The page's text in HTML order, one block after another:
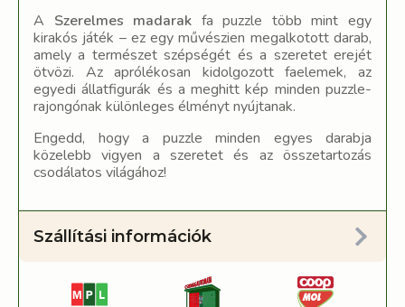
A Szerelmes madarak fa puzzle több mint egy
kirakós játék – ez egy művészien megalkotott darab,
amely a természet szépségét és a szeretet erejét
ötvözi. Az aprólékosan kidolgozott faelemek, az
egyedi állatfigurák és a meghitt kép minden puzzle-
rajongónak különleges élményt nyújtanak.
Engedd, hogy a puzzle minden egyes darabja
közelebb vigyen a szeretet és az összetartozás
csodálatos világához!
Szállítási információk